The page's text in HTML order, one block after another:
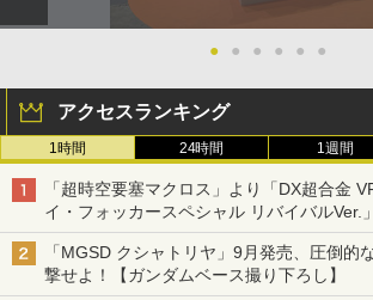
● ● ● ● ● ●
アクセスランキング
1時間 24時間 1週間
「超時空要塞マクロス」より「DX超合金
イ・フォッカースペシャル リバイバルVer.
「MGSD クシャトリヤ」9月発売、圧倒的
撃せよ！【ガンダムベース撮り下ろし】